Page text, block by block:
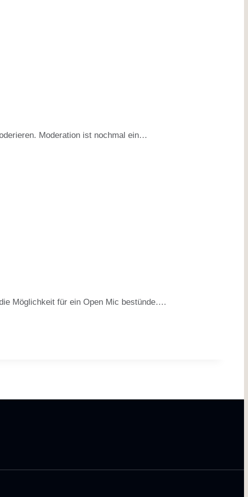
Moderation ist nochmal ein…
Möglichkeit für ein Open Mic bestünde….